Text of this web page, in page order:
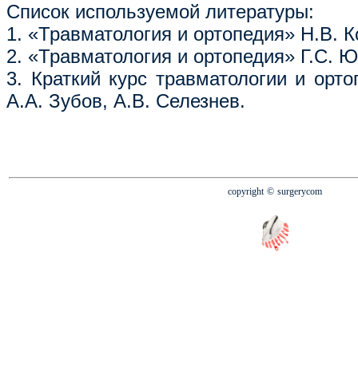
Список используемой литературы:
1. «Травматология и ортопедия» Н.В.
2. «Травматология и ортопедия» Г.С.
3. Краткий курс травматологии и
А.А. Зубов, А.В. Селезнев.
copyright © surgerycom